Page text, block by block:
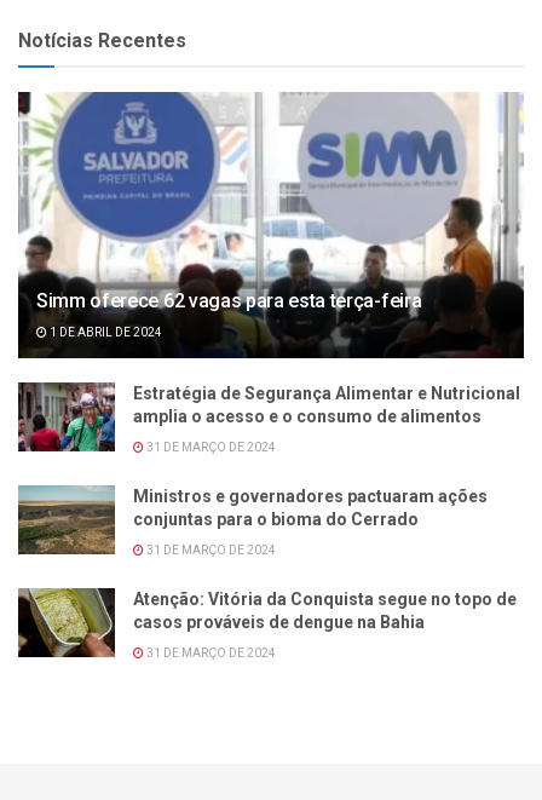
Notícias Recentes
Simm oferece 62 vagas para esta terça-feira
1 DE ABRIL DE 2024
Estratégia de Segurança Alimentar e Nutricional
amplia o acesso e o consumo de alimentos
31 DE MARÇO DE 2024
Ministros e governadores pactuaram ações
conjuntas para o bioma do Cerrado
31 DE MARÇO DE 2024
Atenção: Vitória da Conquista segue no topo de
casos prováveis de dengue na Bahia
31 DE MARÇO DE 2024